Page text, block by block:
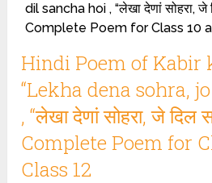
dil sancha hoi , “लेखा देणां सोहरा, जे
Complete Poem for Class 10
Hindi Poem of Kabir
“Lekha dena sohra,
, “लेखा देणां सोहरा, जे दिल
Complete Poem for
Class 12